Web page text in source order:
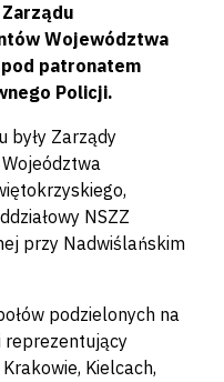
Województwa
patronatem
Policji.
były Zarządy
NSZZ
przy Nadwiślańskim
podzielonych na
reprezentujący
Kielcach,